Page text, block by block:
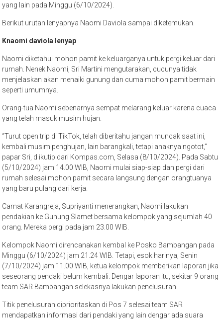
yang lain pada Minggu (6/10/2024).
Berikut urutan lenyapnya Naomi Daviola sampai diketemukan.
Knaomi daviola lenyap
Naomi diketahui mohon pamit ke keluarganya untuk pergi keluar dari
rumah. Nenek Naomi, Sri Martini mengutarakan, cucunya tidak
menjelaskan akan menaiki gunung dan cuma mohon pamit bermain
seperti umumnya.
Orang-tua Naomi sebenarnya sempat melarang keluar karena cuaca
yang telah masuk musim hujan.
“Turut open trip di TikTok, telah diberitahu jangan muncak saat ini,
kembali musim penghujan, lain barangkali, tetapi anaknya ngotot,”
papar Sri, d ikutip dari Kompas.com, Selasa (8/10/2024). Pada Sabtu
(5/10/2024) jam 14.00 WIB, Naomi mulai siap-siap dan pergi dari
rumah selesai mohon pamit secara langsung dengan orangtuanya
yang baru pulang dari kerja.
Camat Karangreja, Supriyanti menerangkan, Naomi lakukan
pendakian ke Gunung Slamet bersama kelompok yang sejumlah 40
orang. Mereka pergi pada jam 23.00 WIB.
Kelompok Naomi direncanakan kembal ke Posko Bambangan pada
Minggu (6/10/2024) jam 21.24 WIB. Tetapi, esok harinya, Senin
(7/10/2024) jam 11.00 WIB, ketua kelompok memberikan laporan jika
seseorang pendaki belum kembali. Dengar laporan itu, sekitar 9 orang
team SAR Bambangan selekasnya lakukan penelusuran.
Titik penelusuran diprioritaskan di Pos 7 selesai team SAR
mendapatkan informasi dari pendaki yang lain dengar ada suara